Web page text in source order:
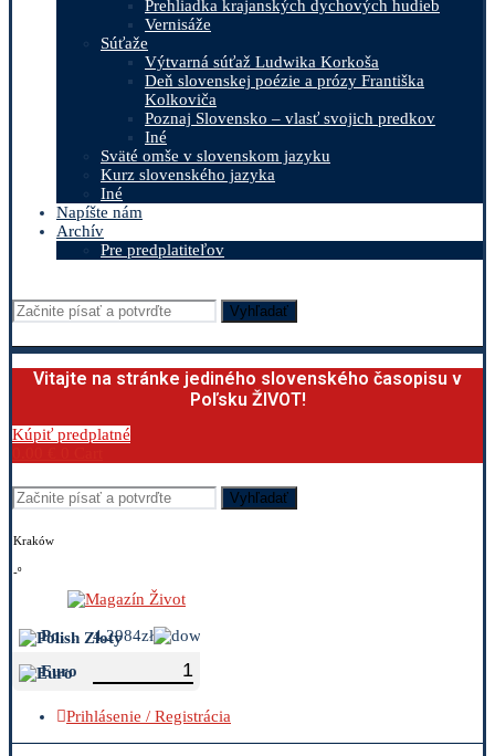
Prehliadka krajanských dychových hudieb
Vernisáže
Súťaže
Výtvarná súťaž Ludwika Korkoša
Deň slovenskej poézie a prózy Františka
Kolkoviča
Poznaj Slovensko – vlasť svojich predkov
Iné
Sväté omše v slovenskom jazyku
Kurz slovenského jazyka
Iné
Napíšte nám
Archív
Pre predplatiteľov
Vyhľadať
Vitajte na stránke jediného slovenského časopisu v
Poľsku ŽIVOT!
Kúpiť predplatné
Vyhľadať
Kraków
-º
Polish Zloty
4.2984zł
Euro
Prihlásenie / Registrácia